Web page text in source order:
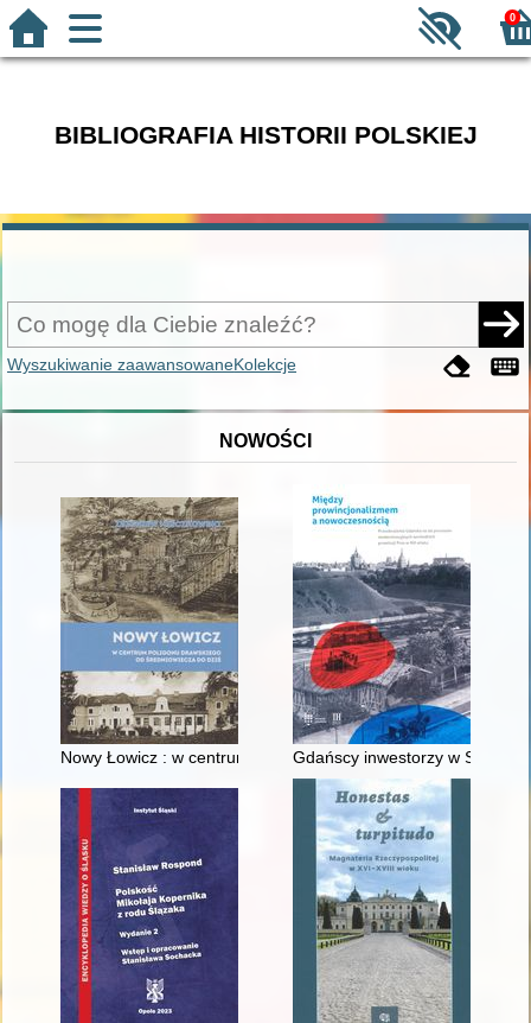
0
BIBLIOGRAFIA HISTORII POLSKIEJ
Wyszukiwanie zaawansowaneKolekcje
NOWOŚCI
Nowy Łowicz : w centrum poligonu drawskiego od
Gdańscy inwestorzy w